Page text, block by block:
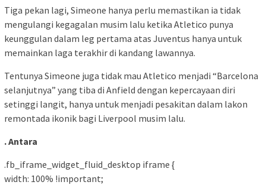
Tiga pekan lagi, Simeone hanya perlu memastikan ia tidak
mengulangi kegagalan musim lalu ketika Atletico punya
keunggulan dalam leg pertama atas Juventus hanya untuk
memainkan laga terakhir di kandang lawannya.
Tentunya Simeone juga tidak mau Atletico menjadi “Barcelona
selanjutnya” yang tiba di Anfield dengan kepercayaan diri
setinggi langit, hanya untuk menjadi pesakitan dalam lakon
remontada ikonik bagi Liverpool musim lalu.
. Antara
.fb_iframe_widget_fluid_desktop iframe {
width: 100% !important;